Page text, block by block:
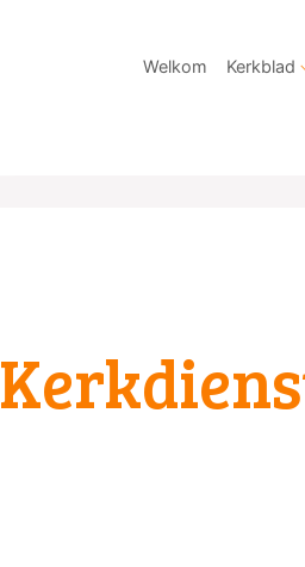
Welkom Kerkblad